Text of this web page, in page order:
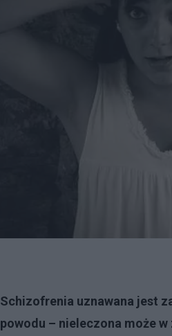
Schizofrenia uznawana jest
powodu – nieleczona może